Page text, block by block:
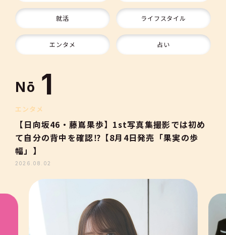
就活 ライフスタイル
エンタメ 占い
Nō
9
10
1
2
3
4
5
エンタメ
【日向坂46・藤嶌果歩】1st写真集撮影では初め
て自分の背中を確認⁉【8月4日発売「果実の歩
幅」】
2026.08.02